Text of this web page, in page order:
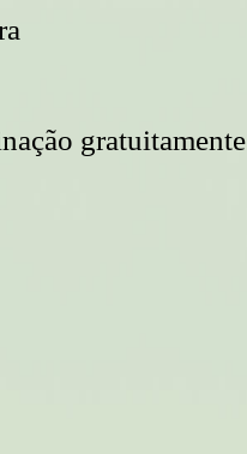
gratuitamente